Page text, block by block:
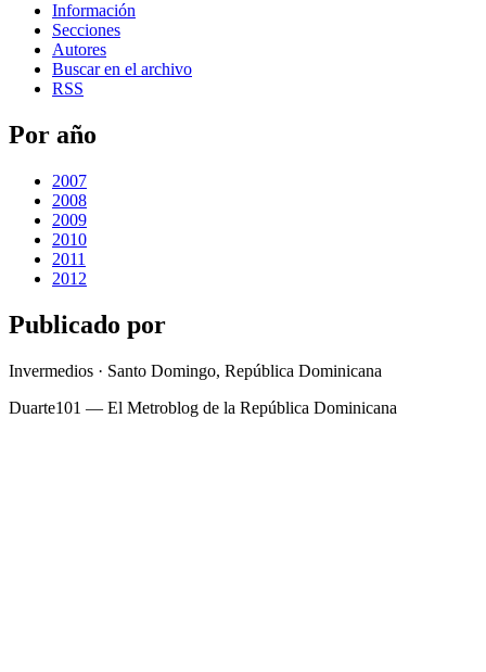
Información
Secciones
Autores
Buscar en el archivo
RSS
Por año
2007
2008
2009
2010
2011
2012
Publicado por
Invermedios · Santo Domingo, República Dominicana
Duarte101 — El Metroblog de la República Dominicana